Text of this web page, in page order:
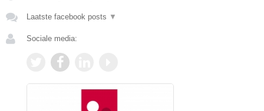
Laatste facebook posts ▼
Sociale media: